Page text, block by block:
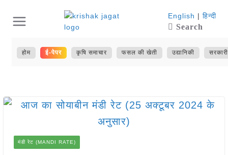
content
English | हिन्दी
Search
होम ई-पेपर कृषि समाचार फसल की खेती उद्यानिकी
मंडी रेट (MANDI RATE)